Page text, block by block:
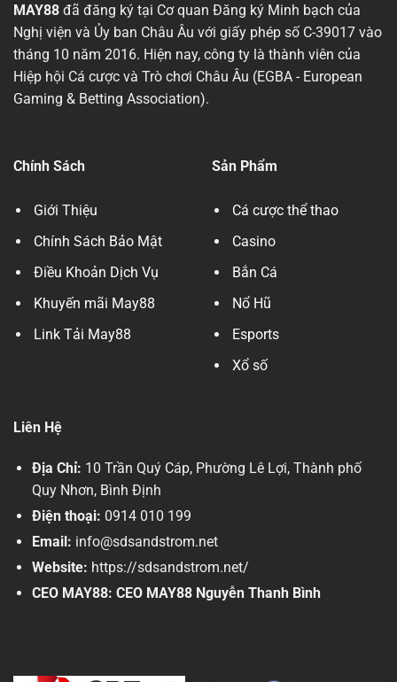
MAY88 đã đăng ký tại Cơ quan Đăng ký Minh bạch của
Nghị viện và Ủy ban Châu Âu với giấy phép số C-39017 vào
tháng 10 năm 2016. Hiện nay, công ty là thành viên của
Hiệp hội Cá cược và Trò chơi Châu Âu (EGBA - European
Gaming & Betting Association).
Chính Sách
Giới Thiệu
Chính Sách Bảo Mật
Điều Khoản Dịch Vụ
Khuyến mãi May88
Link Tải May88
Sản Phẩm
Cá cược thể thao
Casino
Bắn Cá
Nổ Hũ
Esports
Xổ số
Liên Hệ
Địa Chỉ: 10 Trần Quý Cáp, Phường Lê Lợi, Thành phố
Quy Nhơn, Bình Định
Điện thoại: 0914 010 199
Email: info@sdsandstrom.net
Website: https://sdsandstrom.net/
CEO MAY88: CEO MAY88 Nguyễn Thanh Bình